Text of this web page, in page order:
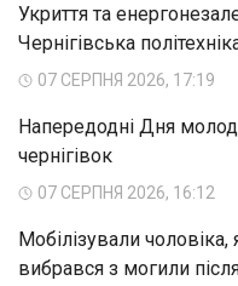
Укриття та
Чернігівська
07 СЕРПНЯ 2026, 17:19
Напередодні Дня
чернігівок
07 СЕРПНЯ 2026, 16:12
Мобілізували
вибрався з могили